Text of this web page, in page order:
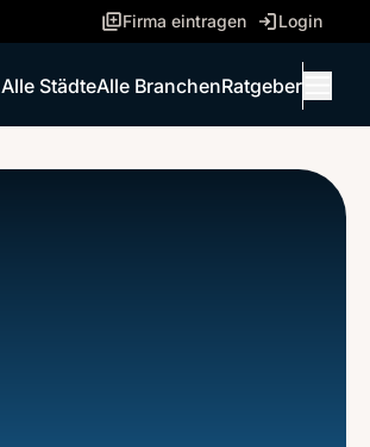
Firma eintragen Login
Alle StädteAlle BranchenRatgeber